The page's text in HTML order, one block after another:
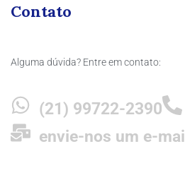
Contato
Alguma dúvida? Entre em contato:
(21) 99722-2390
envie-nos um e-mail